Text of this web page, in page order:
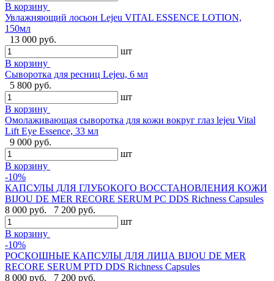
В корзину
Увлажняющий лосьон Lejeu VITAL ESSENCE LOTION,
150мл
13 000 руб.
шт
В корзину
Сыворотка для ресниц Lejeu, 6 мл
5 800 руб.
шт
В корзину
Омолаживающая сыворотка для кожи вокруг глаз lejeu Vital
Lift Eye Essence, 33 мл
9 000 руб.
шт
В корзину
-10%
КАПСУЛЫ ДЛЯ ГЛУБОКОГО ВОССТАНОВЛЕНИЯ КОЖИ
BIJOU DE MER RECORE SERUM PC DDS Richness Capsules
8 000 руб.
7 200 руб.
шт
В корзину
-10%
РОСКОШНЫЕ КАПСУЛЫ ДЛЯ ЛИЦА BIJOU DE MER
RECORE SERUM PTD DDS Richness Capsules
8 000 руб.
7 200 руб.